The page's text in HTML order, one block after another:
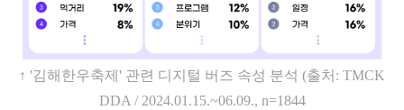
↑ '김해한우축제 ' 관련 디지털 버즈 속성 분석 (출처 : TMCK
DDA / 2024.01.15.~06.09., n=1844